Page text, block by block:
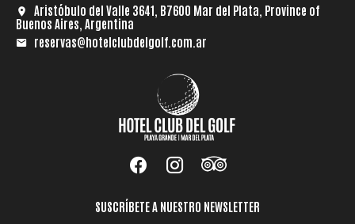
Aristóbulo del Valle 3641, B7600 Mar del Plata, Province of
Buenos Aires, Argentina
reservas@hotelclubdelgolf.com.ar
SUSCRÍBETE A NUESTRO NEWSLETTER